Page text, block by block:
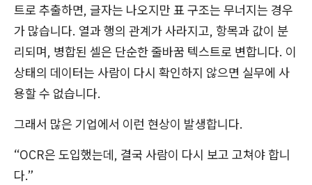
트로 추출하면, 글자는 나오지만 표 구조는 무너지는 경우
가 많습니다. 열과 행의 관계가 사라지고, 항목과 값이 분
리되며, 병합된 셀은 단순한 줄바꿈 텍스트로 변합니다. 이
상태의 데이터는 사람이 다시 확인하지 않으면 실무에 사
용할 수 없습니다.
그래서 많은 기업에서 이런 현상이 발생합니다.
“OCR은 도입했는데, 결국 사람이 다시 보고 고쳐야 합니
다.”